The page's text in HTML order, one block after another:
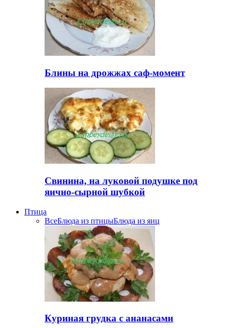
Блины на дрожжах саф-момент
Свинина, на луковой подушке под
яично-сырной шубкой
Птица
ВсеБлюда из птицыБлюда из яиц
Куриная грудка с ананасами